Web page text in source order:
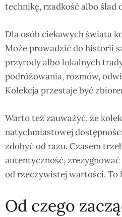
technikę, rzadkość albo ślad
Dla osób ciekawych świata
Może prowadzić do historii
przyrody albo lokalnych
podróżowania, rozmów,
Kolekcja przestaje być
Warto też zauważyć, że
natychmiastowej
zdobyć od razu. Czasem
autentyczność,
od rzeczywistej wartości. To
Od czego